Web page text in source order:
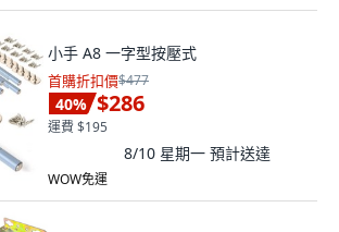
小手 A8 一字型按壓式
首購折扣價$477
40% $286
運費 $195
8/10 星期一 預計送達
WOW免運